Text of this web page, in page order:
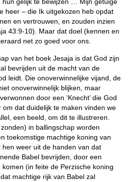
heer – die Ik uitgekozen heb opdat
en vertrouwen , en zouden inzien
43:9-10). Maar dat doel (kennen en
net zo goed voor ons.
van het boek Jesaja is dat God zijn
bevrijden uit de macht van de
leidt. Die onoverwinnelijke vijand, de
onoverwinnelijk blijken, maar
door een ‘Knecht’ die God
om dat duidelijk te maken vinden we
een beeld, om dit te illustreren.
in ballingschap worden
toekomstige machtige koning van
hen weer uit de handen van dat
Babel bevrijden, door een
(in feite de Perzische koning
machtige rijk van Babel zal